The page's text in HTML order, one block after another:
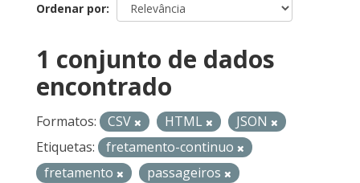
Ordenar por
1 conjunto de dados
encontrado
Formatos: CSV HTML
JSON
Etiquetas:
fretamento-continuo
fretamento
passageiros